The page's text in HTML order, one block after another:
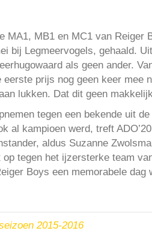
MA1, MB1 en MC1 van Reiger
bij Legmeervogels, gehaald.
als geen ander.
prijs nog geen keer mee
lukken. Dat dit geen
tegen een bekende uit
al kampioen werd, treft
aldus Suzanne
tegen het ijzersterke team
Boys een memorabele dag
2015-2016